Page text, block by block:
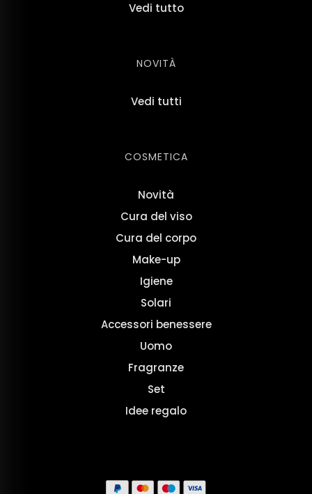
Vedi tutto
NOVITÀ
Vedi tutti
COSMETICA
Novità
Cura del viso
Cura del corpo
Make-up
Igiene
Solari
Accessori benessere
Uomo
Fragranze
Set
Idee regalo